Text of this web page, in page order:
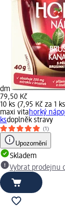
dm
79,50 Kč
10 ks (7,95 Kč za 1
maxi vitahorký
ksdoplněk stravy
(1)
Upozornění
Skladem
Vybrat prodejnu